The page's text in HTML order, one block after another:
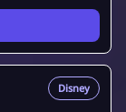
Disney